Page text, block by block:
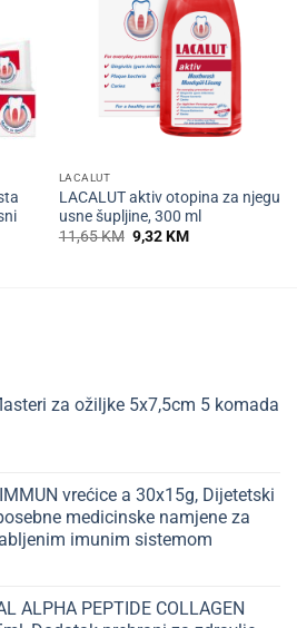
LACALUT
LACALUT aktiv otopina za njegu
usne šupljine, 300 ml
11,65KM Izvorna
cijena
9,32KMTrenutna
za ožiljke 5x7,5cm 5 komada
vrećice a 30x15g, Dijetetski
medicinske namjene za
imunim sistemom
ALPHA PEPTIDE COLLAGEN